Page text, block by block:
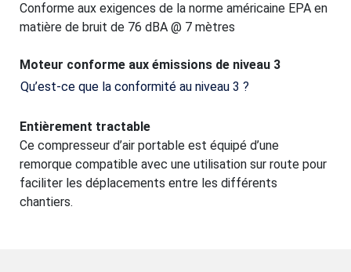
Conforme aux exigences de la norme américaine EPA en
matière de bruit de 76 dBA @ 7 mètres
Moteur conforme aux émissions de niveau 3
Qu’est-ce que la conformité au niveau 3 ?
Entièrement tractable
Ce compresseur d’air portable est équipé d’une
remorque compatible avec une utilisation sur route pour
faciliter les déplacements entre les différents
chantiers.